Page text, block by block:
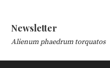
Newsletter
Alienum phaedrum torquatos